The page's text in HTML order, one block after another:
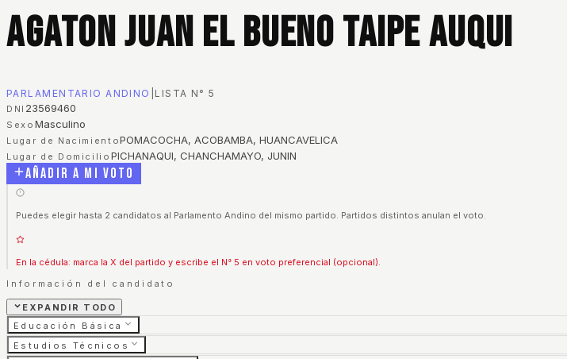
Agaton Juan El Bueno Taipe Auqui
PARLAMENTARIO ANDINO LISTA N°5
DNI 23569460
Sexo Masculino
Lugar de NacimientoPOMACOCHA, ACOBAMBA, HUANCAVELICA
Lugar de Domicilio PICHANAQUI, CHANCHAMAYO, JUNIN
Añadir a mi voto
Puedes elegir hasta 2 candidatos al Parlamento Andino del mismo partido. Partidos distintos anulan el voto.
En la cédula: marca la X del partido y escribe el N° 5 en voto preferencial (opcional).
Información del candidato
EXPANDIR TODO
Educación Básica
Estudios Técnicos